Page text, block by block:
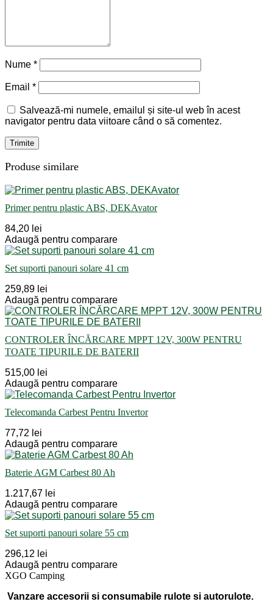
Nume *
Email *
Salvează-mi numele, emailul și site-ul web în acest
navigator pentru data viitoare când o să comentez.
Produse similare
Primer pentru plastic ABS, DEKAvator
84,20 lei
Adaugă pentru comparare
Set suporti panouri solare 41 cm
259,89 lei
Adaugă pentru comparare
CONTROLER ÎNCĂRCARE MPPT 12V, 300W PENTRU
TOATE TIPURILE DE BATERII
515,00 lei
Adaugă pentru comparare
Telecomanda Carbest Pentru Invertor
77,72 lei
Adaugă pentru comparare
Baterie AGM Carbest 80 Ah
1.217,67 lei
Adaugă pentru comparare
Set suporti panouri solare 55 cm
296,12 lei
Adaugă pentru comparare
XGO Camping
Vanzare accesorii si consumabile rulote si autorulote.